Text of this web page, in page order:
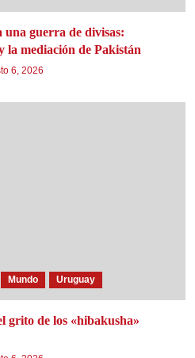
una guerra de divisas:
la mediación de Pakistán
6, 2026
Mundo Uruguay
grito de los «hibakusha»